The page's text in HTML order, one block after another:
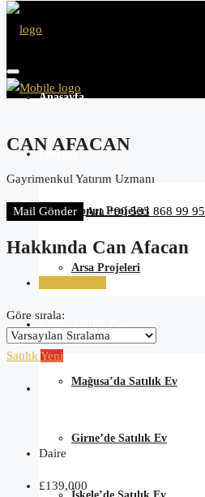
Anasayfa
Projeler
Konut Projeleri
Arsa Projeleri
Kıbrıs Satılık Ev
Mağusa’da Satılık Ev
Girne’de Satılık Ev
CAN AFACAN
Gayrimenkul Yatırım Uzmanı
Mail Gönder Ara +90 533 868 99 95
Hakkında Can Afacan
Göre sırala:
Satılık Yeni
Daire
£139,000